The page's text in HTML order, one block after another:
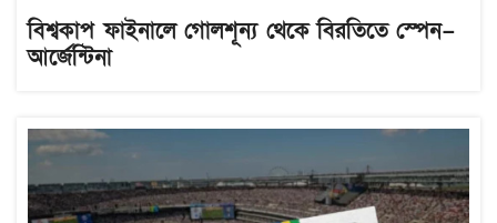
বিশ্বকাপ ফাইনালে গোলশূন্য থেকে বিরতিতে স্পেন–
আর্জেন্টিনা